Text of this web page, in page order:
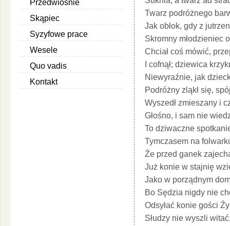
Przedwiośnie
Skąpiec
Syzyfowe prace
Wesele
Quo vadis
Kontakt
Twarz podróżnego
Jak obłok, gdy z
Skromny młodzieniec
Chciał coś mówić,
I cofnął; dziewica
Niewyraźnie, jak
Podróżny zląkł się,
Wyszedł zmieszany i
Głośno, i sam nie
To dziwaczne
Tymczasem na
Źe przed ganek
Już konie w stajnię
Jako w porządnym
Bo Sędzia nigdy nie
Odsyłać konie gości
Słudzy nie wyszli